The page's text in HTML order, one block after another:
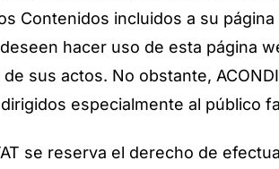
Contenidos incluidos a su
hacer uso de esta página
sus actos. No obstante,
especialmente al público
se reserva el derecho de